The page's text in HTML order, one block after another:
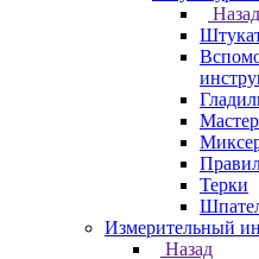
Назад
Терки
Измерительный
Назад